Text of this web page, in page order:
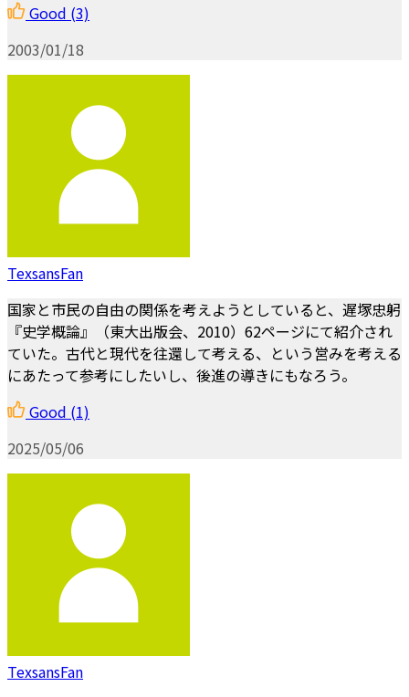
Good (3)
2003/01/18
TexsansFan
国家と市民の自由の関係を考えようとしていると、遅塚忠躬
『史学概論』（東大出版会、2010）62ページにて紹介され
ていた。古代と現代を往還して考える、という営みを考える
にあたって参考にしたいし、後進の導きにもなろう。
Good (1)
2025/05/06
TexsansFan